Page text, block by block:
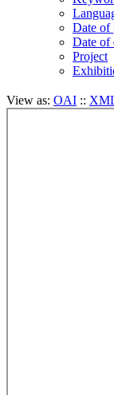
Date of
Date of
Project
View as: OAI ::